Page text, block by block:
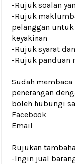
-Rujuk soalan
-Rujuk
pelanggan untuk
keyakinan
-Rujuk syarat
-Rujuk panduan
Sudah membaca
penerangan
boleh hubungi
Facebook
Email
Rujukan
-Ingin jual